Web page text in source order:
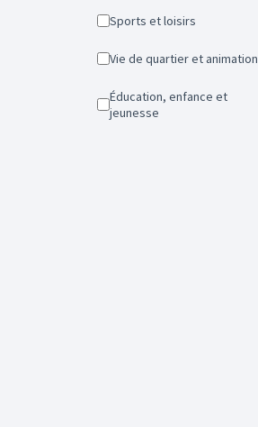
Sports et loisirs
Vie de quartier et animation
Éducation, enfance et
jeunesse